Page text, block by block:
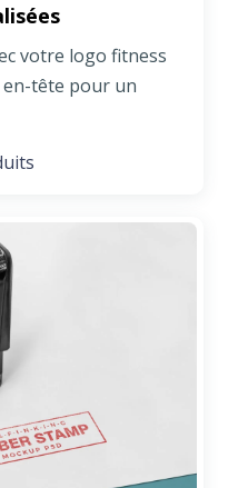
votre logo fitness
en-tête pour un